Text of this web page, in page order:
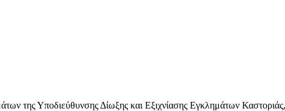
της Υποδιεύθυνσης Δίωξης και Εξιχνίασης Εγκλημάτων